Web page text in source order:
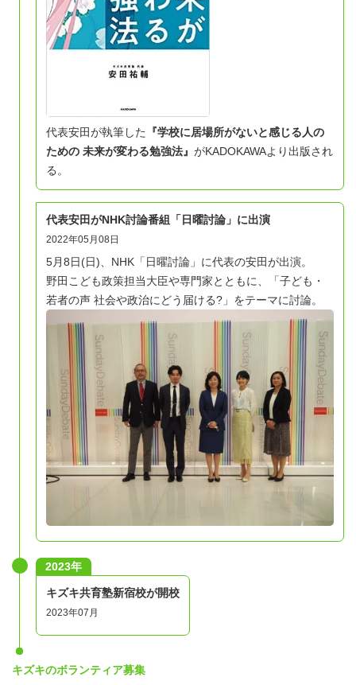
代表安田が執筆した
『学校に居場所がないと感じる人の
ための 未来が変わる勉強法』 がKADOKAWAより出版され
る。
代表安田がNHK討論番組「日曜討論」に出演
2022年05月08日
5月8日(日)、NHK「日曜討論」に代表の安田が出演。
野田こども政策担当大臣や専門家とともに、「子ども・
若者の声 社会や政治にどう届ける?」をテーマに討論。
2023年
キズキ共育塾新宿校が開校
2023年07月
キズキのボランティア募集